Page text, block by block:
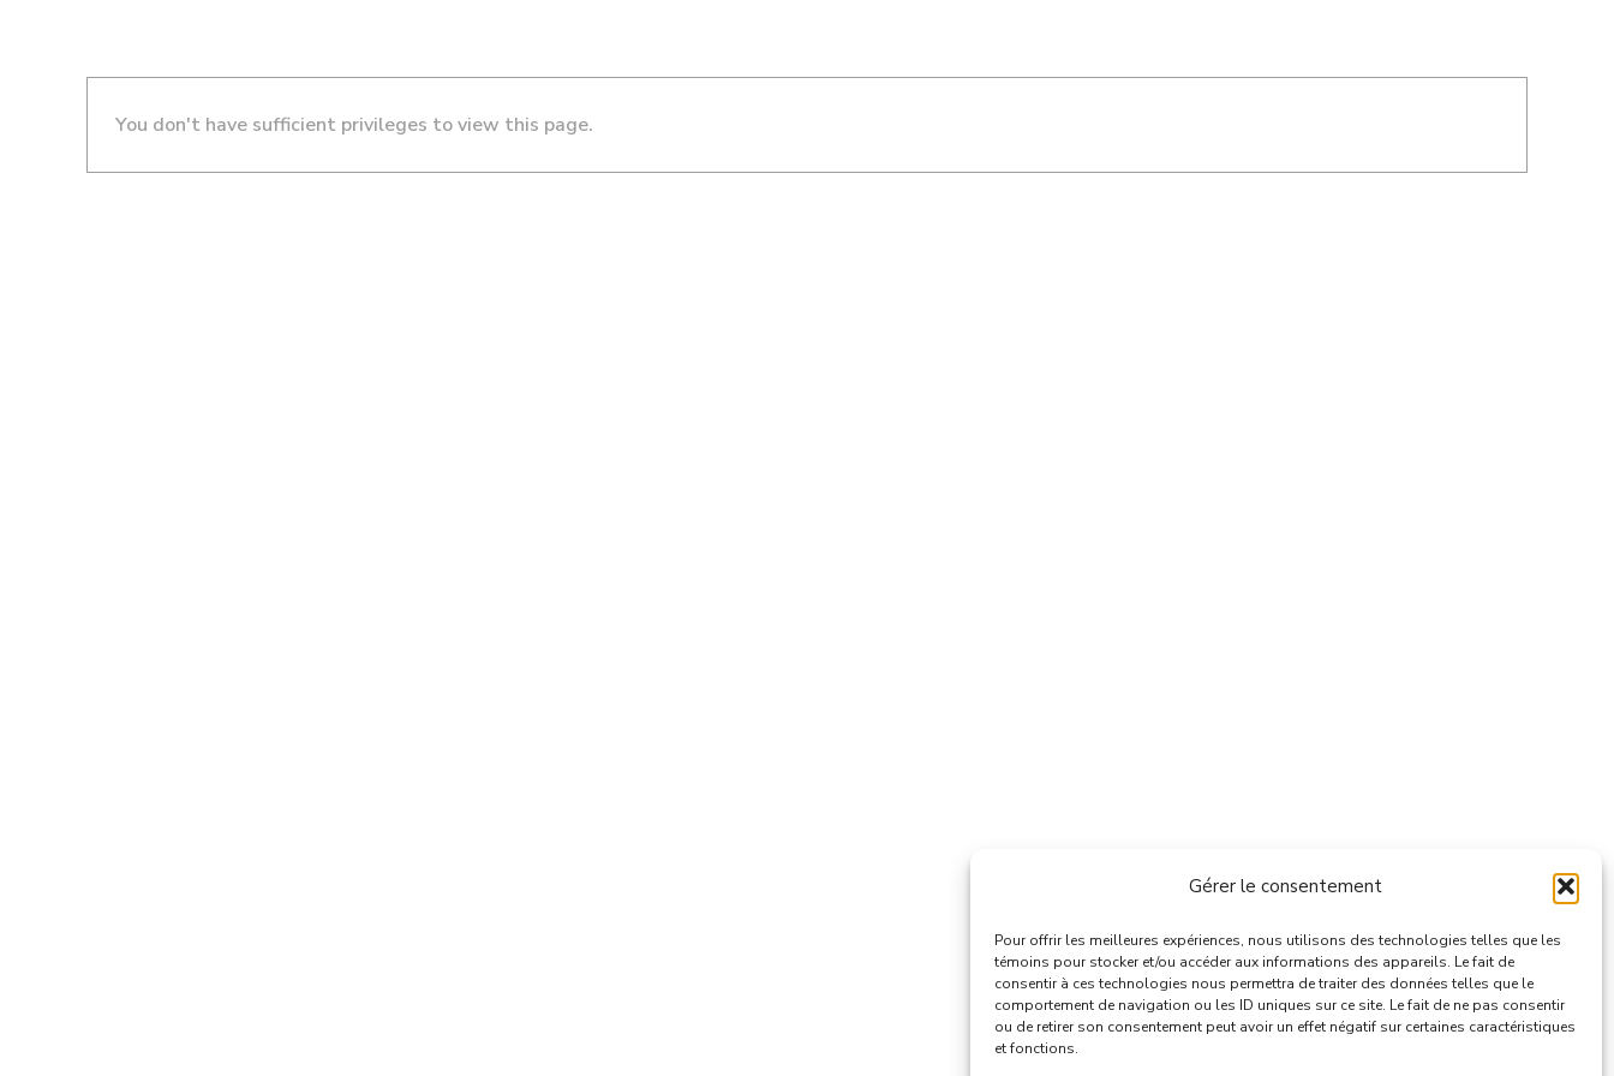
Gérer le consentement
Pour offrir les meilleures expériences, nous utilisons des technologies telles que les
témoins pour stocker et/ou accéder aux informations des appareils. Le fait de
consentir à ces technologies nous permettra de traiter des données telles que le
comportement de navigation ou les ID uniques sur ce site. Le fait de ne pas consentir
ou de retirer son consentement peut avoir un effet négatif sur certaines caractéristiques
et fonctions.
You don't have sufficient privileges to view this page.